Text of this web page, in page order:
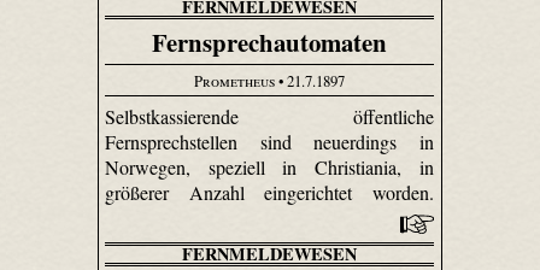
FERNMELDEWESEN
Fernsprechautomaten
Prometheus• 21.7.1897
Selbst­kassierende öffentliche
Fernsprechstellen sind neuerdings in
Norwegen, speziell in Christiania, in
größerer Anzahl eingerichtet worden.
FERNMELDEWESEN